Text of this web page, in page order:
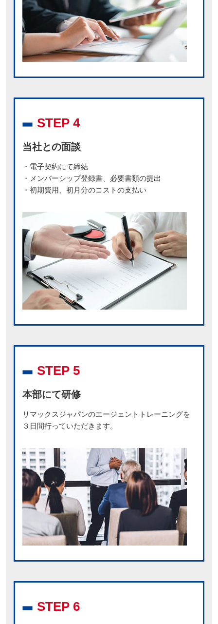
STEP 4
当社との面談
・電子契約にて締結
・メンバーシップ登録書、必要書類の提出
・初期費用、初月分のコストの支払い
STEP 5
本部にて研修
リマックスジャパンのエージェントトレーニングを
３日間行っていただきます。
STEP 6